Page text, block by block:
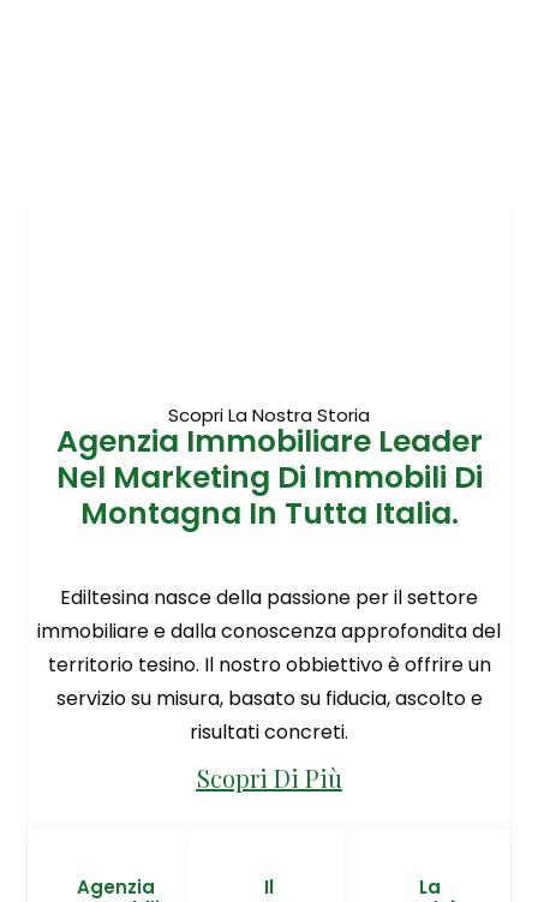
Scopri La Nostra Storia
Agenzia Immobiliare Leader
Nel Marketing Di Immobili Di
Montagna In Tutta Italia.
Ediltesina nasce della passione per il settore
immobiliare e dalla conoscenza approfondita del
territorio tesino. Il nostro obbiettivo è offrire un
servizio su misura, basato su fiducia, ascolto e
risultati concreti.
Scopri Di Più
Agenzia
Il
La